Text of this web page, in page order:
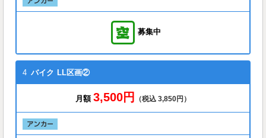
募集中
4 バイク LL区画②
月額 3,500円 （税込 3,850円）